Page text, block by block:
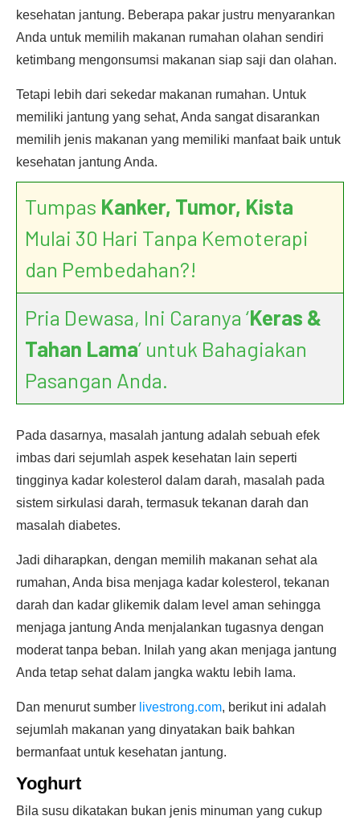
kesehatan jantung. Beberapa pakar justru menyarankan
Anda untuk memilih makanan rumahan olahan sendiri
ketimbang mengonsumsi makanan siap saji dan olahan.
Tetapi lebih dari sekedar makanan rumahan. Untuk
memiliki jantung yang sehat, Anda sangat disarankan
memilih jenis makanan yang memiliki manfaat baik untuk
kesehatan jantung Anda.
Tumpas Kanker, Tumor, Kista
Mulai 30 Hari Tanpa Kemoterapi
dan Pembedahan?!
Pria Dewasa, Ini Caranya ‘Keras &
Tahan Lama’ untuk Bahagiakan
Pasangan Anda.
Pada dasarnya, masalah jantung adalah sebuah efek
imbas dari sejumlah aspek kesehatan lain seperti
tingginya kadar kolesterol dalam darah, masalah pada
sistem sirkulasi darah, termasuk tekanan darah dan
masalah diabetes.
Jadi diharapkan, dengan memilih makanan sehat ala
rumahan, Anda bisa menjaga kadar kolesterol, tekanan
darah dan kadar glikemik dalam level aman sehingga
menjaga jantung Anda menjalankan tugasnya dengan
moderat tanpa beban. Inilah yang akan menjaga jantung
Anda tetap sehat dalam jangka waktu lebih lama.
Dan menurut sumber livestrong.com, berikut ini adalah
sejumlah makanan yang dinyatakan baik bahkan
bermanfaat untuk kesehatan jantung.
Yoghurt
Bila susu dikatakan bukan jenis minuman yang cukup